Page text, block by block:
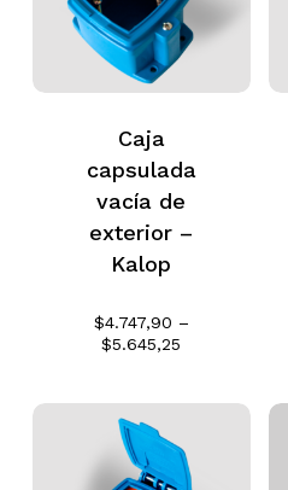
Caja
capsulada
vacía de
exterior –
Kalop
$4.747,90 –
$5.645,25
desde
hasta
$5.645,25